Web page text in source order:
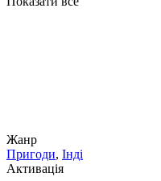
Жанр
Пригоди, Інді
Активація